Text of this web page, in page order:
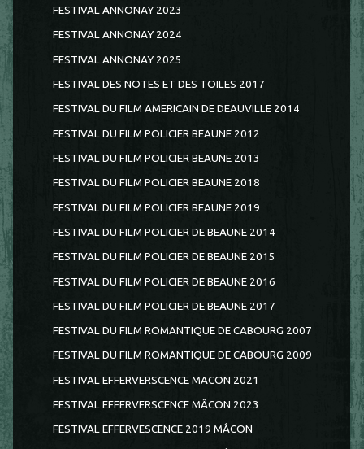
FESTIVAL ANNONAY 2023
FESTIVAL ANNONAY 2024
FESTIVAL ANNONAY 2025
FESTIVAL DES NOTES ET DES TOILES 2017
FESTIVAL DU FILM AMERICAIN DE DEAUVILLE 2014
FESTIVAL DU FILM POLICIER BEAUNE 2012
FESTIVAL DU FILM POLICIER BEAUNE 2013
FESTIVAL DU FILM POLICIER BEAUNE 2018
FESTIVAL DU FILM POLICIER BEAUNE 2019
FESTIVAL DU FILM POLICIER DE BEAUNE 2014
FESTIVAL DU FILM POLICIER DE BEAUNE 2015
FESTIVAL DU FILM POLICIER DE BEAUNE 2016
FESTIVAL DU FILM POLICIER DE BEAUNE 2017
FESTIVAL DU FILM ROMANTIQUE DE CABOURG 2007
FESTIVAL DU FILM ROMANTIQUE DE CABOURG 2009
FESTIVAL EFFERVERSCENCE MACON 2021
FESTIVAL EFFERVERSCENCE MÂCON 2023
FESTIVAL EFFERVESCENCE 2019 MÂCON